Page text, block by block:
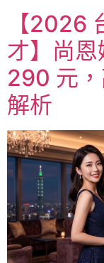
【2026
才】尚
290 元
解析